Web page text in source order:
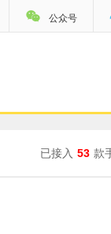
 公众号
已接入 53 款